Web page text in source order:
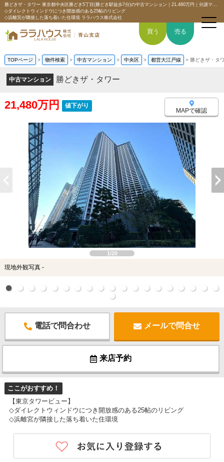
勝どきザ・タワー 東京都中央区勝どき5丁目(勝どき駅徒歩7分)の中古マンション｜21,480万円｜分譲マンション情報｜【東京タワービュー】
◇ダイレクトウィンドウにつき開放感のある25帖のリビング
◇浜離宮が隣接した落ち着いた住環境 ララハウス株式会社
買いたい
売りたい
空間デザイン事例
6つの強み
会社概要
スタッフ紹介
来店予約
買う 売る
TOPページ > 物件検索 > 中古マンション > 中央区 > 都営大江戸線 > 勝どきザ・タ
中古マンション 勝どきザ・タワー
21,480万円 値下がり
MAPで確認
1/20
現地外観写真 -
電話で問合わせ メールで問合せ
来店予約
ここがおすすめ！
【東京タワービュー】
◇ダイレクトウィンドウにつき開放感のある25帖のリビング
◇浜離宮が隣接した落ち着いた住環境